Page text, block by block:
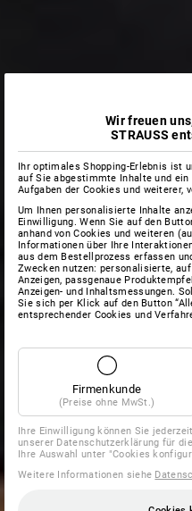
Wir freuen
STRAUSS
Ihr optimales Shopping-Erlebnis ist
auf Sie abgestimmte Inhalte und
Aufgaben der Cookies und weiterer,
Um Ihnen personalisierte Inhalte
Einwilligung. Wenn Sie auf den
anhand von Cookies und weiteren
Informationen über Ihre
aus dem Bestellprozess erfassen
Zwecken nutzen: personalisierte,
Anzeigen, passgenaue
Anzeigen- und Inhaltsmessungen.
Sie sich per Klick auf den Button
entsprechender Cookies und
Firmenkunde
(Preise ohne MwSt.)
Ihre Einwilligung können Sie
unserer Datenschutzerklärung für
Ihre Auswahl unter "Cookies
Weitere Informationen siehe